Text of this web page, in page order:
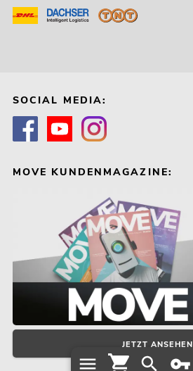
SOCIAL MEDIA:
MOVE KUNDENMAGAZINE:
JETZT ANSEHEN